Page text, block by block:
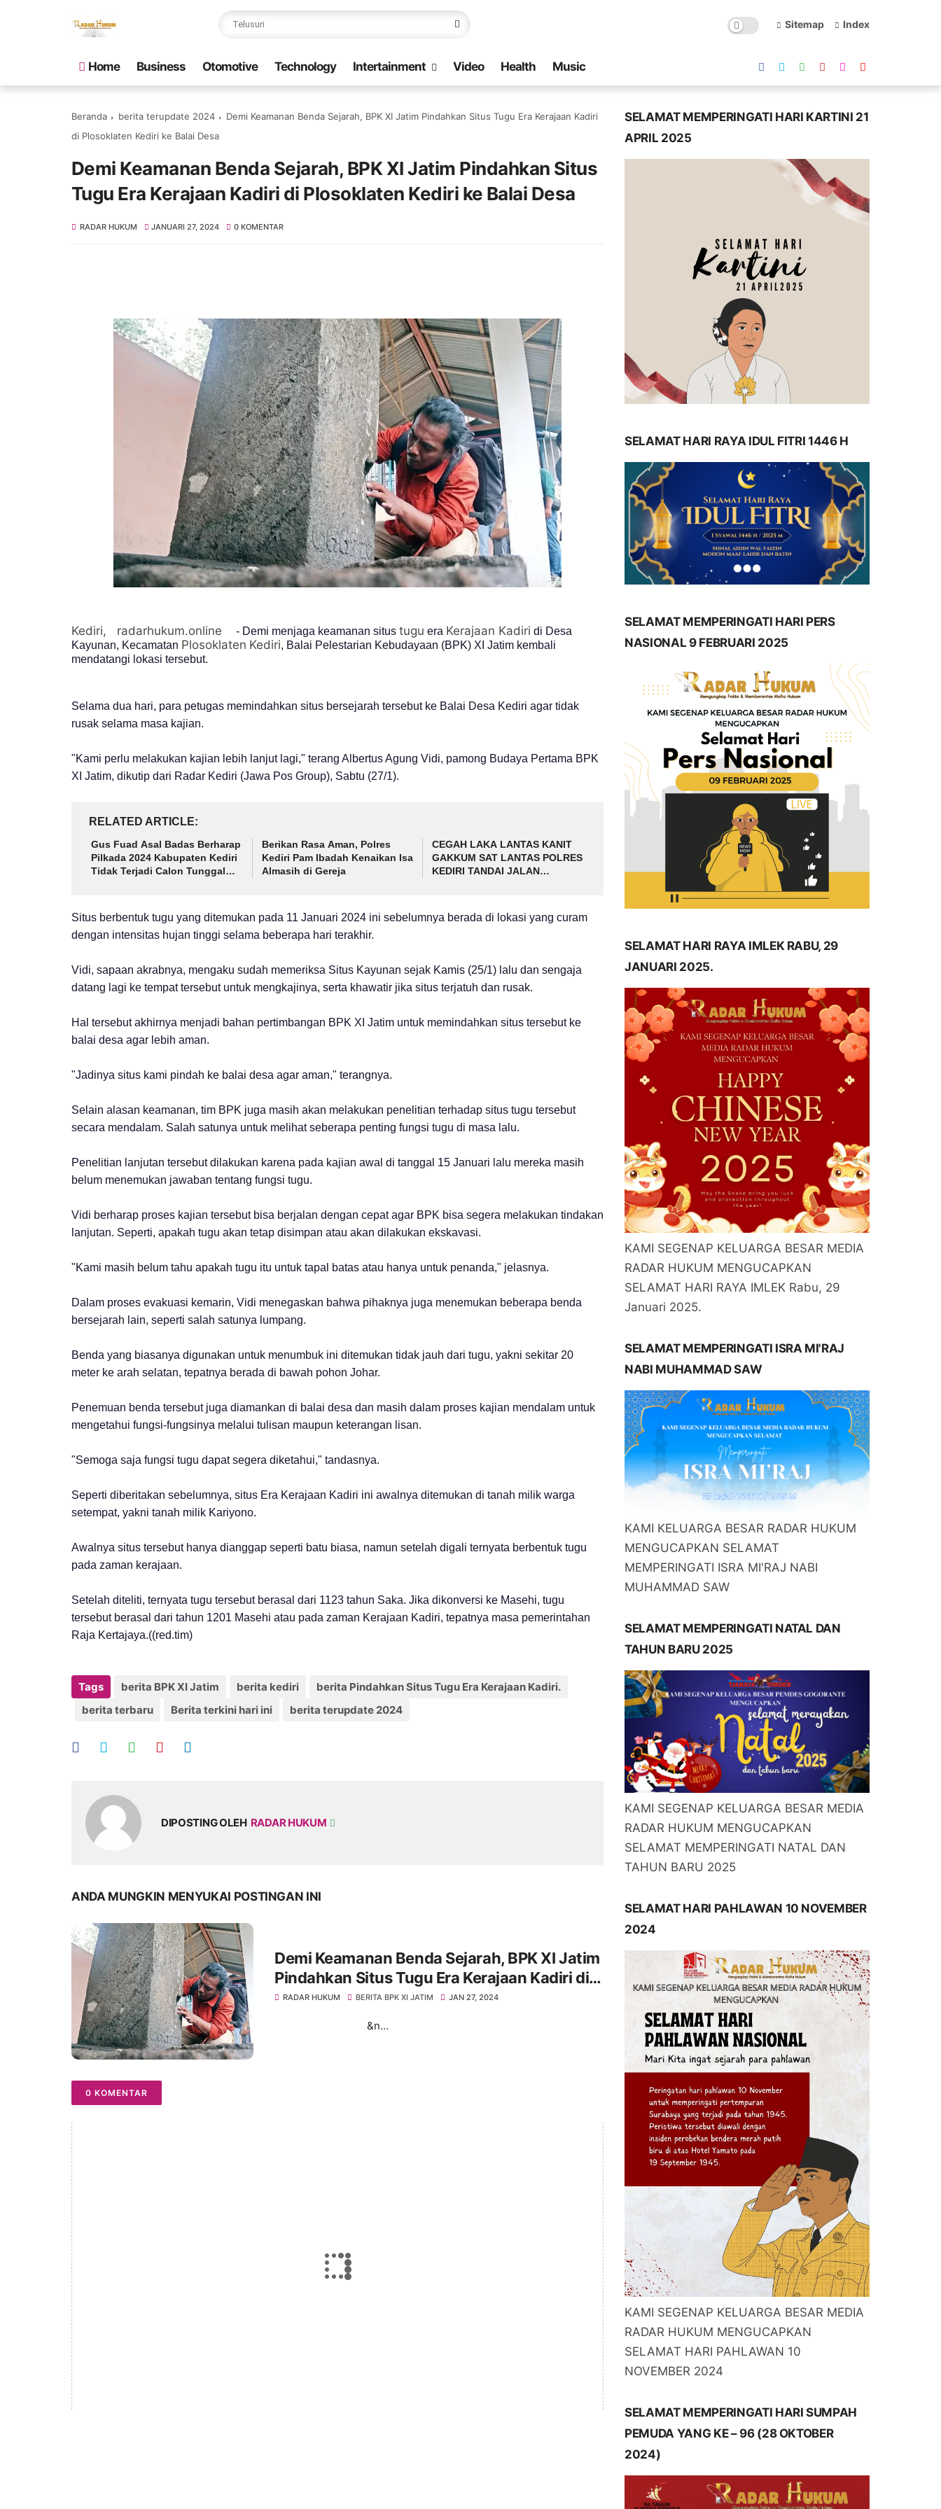
Sitemap Index
Home Business Otomotive Technology Intertainment Video Health Music
Beranda berita terupdate 2024
Demi Keamanan Benda Sejarah, BPK XI Jatim Pindahkan Situs Tugu Era Kerajaan Kadiri
di Plosoklaten Kediri ke Balai Desa
Demi Keamanan Benda Sejarah, BPK XI Jatim Pindahkan Situs
Tugu Era Kerajaan Kadiri di Plosoklaten Kediri ke Balai Desa
RADAR HUKUM JANUARI 27, 2024 0 KOMENTAR
Kediri, radarhukum.online - Demi menjaga keamanan situs tugu era Kerajaan Kadiri di Desa
Kayunan, Kecamatan Plosoklaten Kediri, Balai Pelestarian Kebudayaan (BPK) XI Jatim kembali
mendatangi lokasi tersebut.
Selama dua hari, para petugas memindahkan situs bersejarah tersebut ke Balai Desa Kediri agar tidak
rusak selama masa kajian.
"Kami perlu melakukan kajian lebih lanjut lagi," terang Albertus Agung Vidi, pamong Budaya Pertama BPK
XI Jatim, dikutip dari Radar Kediri (Jawa Pos Group), Sabtu (27/1).
RELATED ARTICLE
Gus Fuad Asal Badas Berharap
Pilkada 2024 Kabupaten Kediri
Tidak Terjadi Calon Tunggal
Berikan Rasa Aman, Polres
Kediri Pam Ibadah Kenaikan Isa
Almasih di Gereja
CEGAH LAKA LANTAS KANIT
GAKKUM SAT LANTAS POLRES
KEDIRI TANDAI JALAN
Situs berbentuk tugu yang ditemukan pada 11 Januari 2024 ini sebelumnya berada di lokasi yang curam
dengan intensitas hujan tinggi selama beberapa hari terakhir.
Vidi, sapaan akrabnya, mengaku sudah memeriksa Situs Kayunan sejak Kamis (25/1) lalu dan sengaja
datang lagi ke tempat tersebut untuk mengkajinya, serta khawatir jika situs terjatuh dan rusak.
Hal tersebut akhirnya menjadi bahan pertimbangan BPK XI Jatim untuk memindahkan situs tersebut ke
balai desa agar lebih aman.
"Jadinya situs kami pindah ke balai desa agar aman," terangnya.
Selain alasan keamanan, tim BPK juga masih akan melakukan penelitian terhadap situs tugu tersebut
secara mendalam. Salah satunya untuk melihat seberapa penting fungsi tugu di masa lalu.
Penelitian lanjutan tersebut dilakukan karena pada kajian awal di tanggal 15 Januari lalu mereka masih
belum menemukan jawaban tentang fungsi tugu.
Vidi berharap proses kajian tersebut bisa berjalan dengan cepat agar BPK bisa segera melakukan tindakan
lanjutan. Seperti, apakah tugu akan tetap disimpan atau akan dilakukan ekskavasi.
"Kami masih belum tahu apakah tugu itu untuk tapal batas atau hanya untuk penanda," jelasnya.
Dalam proses evakuasi kemarin, Vidi menegaskan bahwa pihaknya juga menemukan beberapa benda
bersejarah lain, seperti salah satunya lumpang.
Benda yang biasanya digunakan untuk menumbuk ini ditemukan tidak jauh dari tugu, yakni sekitar 20
meter ke arah selatan, tepatnya berada di bawah pohon Johar.
Penemuan benda tersebut juga diamankan di balai desa dan masih dalam proses kajian mendalam untuk
mengetahui fungsi-fungsinya melalui tulisan maupun keterangan lisan.
"Semoga saja fungsi tugu dapat segera diketahui," tandasnya.
Seperti diberitakan sebelumnya, situs Era Kerajaan Kadiri ini awalnya ditemukan di tanah milik warga
setempat, yakni tanah milik Kariyono.
Awalnya situs tersebut hanya dianggap seperti batu biasa, namun setelah digali ternyata berbentuk tugu
pada zaman kerajaan.
Setelah diteliti, ternyata tugu tersebut berasal dari 1123 tahun Saka. Jika dikonversi ke Masehi, tugu
tersebut berasal dari tahun 1201 Masehi atau pada zaman Kerajaan Kadiri, tepatnya masa pemerintahan
Raja Kertajaya.((red.tim)
Tags berita BPK XI Jatim berita kediri
berita Pindahkan Situs Tugu Era Kerajaan Kadiri.
berita terbaru
Berita terkini hari ini berita terupdate 2024
DIPOSTING OLEH RADAR HUKUM
ANDA MUNGKIN MENYUKAI POSTINGAN INI
Demi Keamanan Benda Sejarah, BPK XI Jatim
Pindahkan Situs Tugu Era Kerajaan Kadiri di
Plosoklaten Kediri ke Balai Desa
RADAR HUKUM BERITA BPK XI JATIM JAN 27, 2024
&n...
0 KOMENTAR
SELAMAT MEMPERINGATI HARI KARTINI 21
APRIL 2025
SELAMAT HARI RAYA IDUL FITRI 1446 H
SELAMAT MEMPERINGATI HARI PERS
NASIONAL 9 FEBRUARI 2025
SELAMAT HARI RAYA IMLEK RABU, 29
JANUARI 2025.
KAMI SEGENAP KELUARGA BESAR MEDIA
RADAR HUKUM MENGUCAPKAN
SELAMAT HARI RAYA IMLEK Rabu, 29
Januari 2025.
SELAMAT MEMPERINGATI ISRA MI'RAJ
NABI MUHAMMAD SAW
KAMI KELUARGA BESAR RADAR HUKUM
MENGUCAPKAN SELAMAT
MEMPERINGATI ISRA MI'RAJ NABI
MUHAMMAD SAW
SELAMAT MEMPERINGATI NATAL DAN
TAHUN BARU 2025
KAMI SEGENAP KELUARGA BESAR MEDIA
RADAR HUKUM MENGUCAPKAN
SELAMAT MEMPERINGATI NATAL DAN
TAHUN BARU 2025
SELAMAT HARI PAHLAWAN 10 NOVEMBER
2024
KAMI SEGENAP KELUARGA BESAR MEDIA
RADAR HUKUM MENGUCAPKAN
SELAMAT HARI PAHLAWAN 10
NOVEMBER 2024
SELAMAT MEMPERINGATI HARI SUMPAH
PEMUDA YANG KE – 96 (28 OKTOBER
2024)